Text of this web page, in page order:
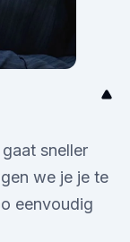
sneller
we je je te
eenvoudig